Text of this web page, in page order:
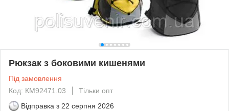
Рюкзак з боковими кишенями
Під замовлення
Код: КМ92471.03
Тільки опт
Відправка з 22 серпня 2026